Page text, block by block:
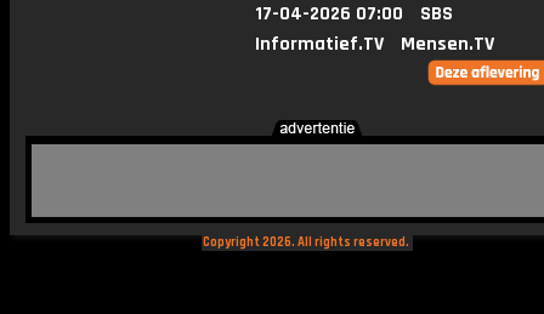
17-04-2026 07:00
SBS
Informatief.TV
Mensen.TV
Copyright 2026. All rights reserved.